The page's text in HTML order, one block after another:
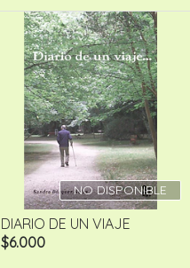
NO DISPONIBLE
DIARIO DE UN VIAJE
$6.000